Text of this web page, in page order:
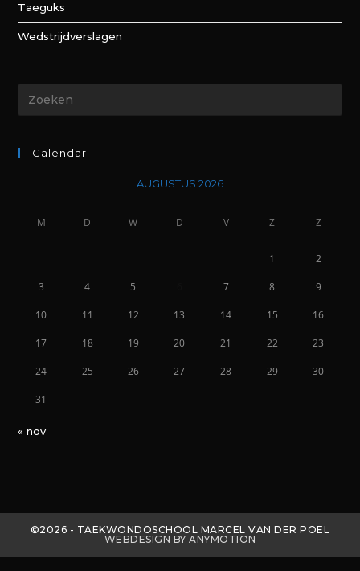
Taeguks
Wedstrijdverslagen
Calendar
AUGUSTUS 2026
M D W D V Z Z
1 2
3 4 5 7 8 9
10 11 12 13 14 15 16
17 18 19 20 21 22 23
24 25 26 27 28 29 30
31
« nov
©2026 - TAEKWONDOSCHOOL MARCEL VAN DER POEL
WEBDESIGN BY ANYMOTION